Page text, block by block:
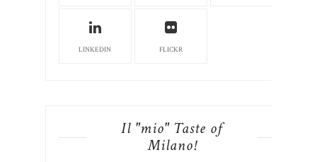
LINKEDIN FLICKR
Il "mio" Taste of
Milano!